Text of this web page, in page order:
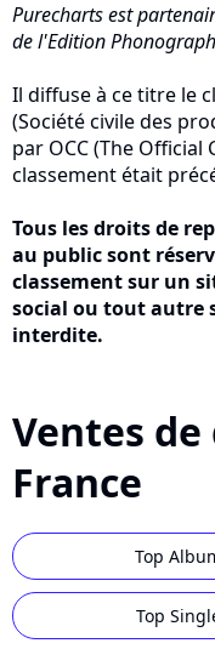
Purecharts est
de l'Edition
Il diffuse à ce titre le
(Société civile des
par OCC (The Official
classement était
Tous les droits de
au public sont
classement sur un
social ou tout autre
interdite.
Ventes de
France
Top
Top